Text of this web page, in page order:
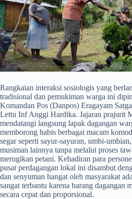
​Rangkaian interaksi sosiologis yang
tradisional dan pemukiman warga ini
Komandan Pos (Danpos) Eragayam
Lettu Inf Anggi Hardika. Jajaran prajurit
mendatangi langsung lapak dagangan
memborong habis berbagai macam
segar seperti sayur-sayuran, umbi-
musiman lainnya tanpa melalui proses
merugikan petani. Kehadiran para
pusat perdagangan lokal ini disambut
dan senyuman hangat oleh masyarakat
sangat terbantu karena barang dagangan
secara cepat dan proporsional.